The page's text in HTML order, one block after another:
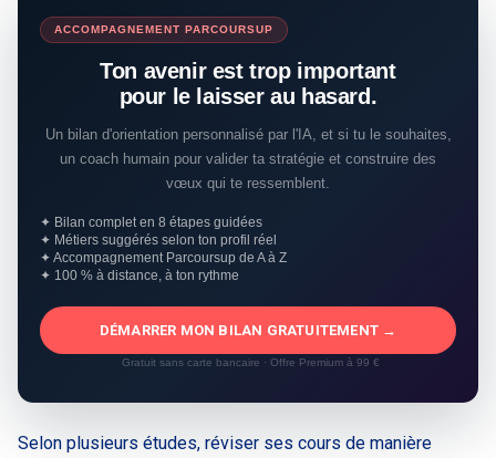
ACCOMPAGNEMENT PARCOURSUP
Ton avenir est trop important
pour le laisser au hasard.
Un bilan d'orientation personnalisé par l'IA, et si tu le souhaites,
un coach humain pour valider ta stratégie et construire des
vœux qui te ressemblent.
✦ Bilan complet en 8 étapes guidées
✦ Métiers suggérés selon ton profil réel
✦ Accompagnement Parcoursup de A à Z
✦ 100 % à distance, à ton rythme
DÉMARRER MON BILAN GRATUITEMENT →
Gratuit sans carte bancaire · Offre Premium à 99 €
Selon plusieurs études, réviser ses cours de manière